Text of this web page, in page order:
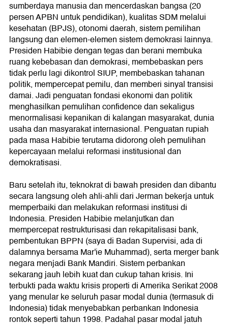
sumberdaya manusia dan mencerdaskan bangsa (20
persen APBN untuk pendidikan), kualitas SDM melalui
kesehatan (BPJS), otonomi daerah, sistem pemilihan
langsung dan elemen-elemen sistem demokrasi lainnya.
Presiden Habibie dengan tegas dan berani membuka
ruang kebebasan dan demokrasi, membebaskan pers
tidak perlu lagi dikontrol SIUP, membebaskan tahanan
politik, mempercepat pemilu, dan memberi sinyal transisi
damai. Jadi penguatan fondasi ekonomi dan politik
menghasilkan pemulihan confidence dan sekaligus
menormalisasi kepanikan di kalangan masyarakat, dunia
usaha dan masyarakat internasional. Penguatan rupiah
pada masa Habibie terutama didorong oleh pemulihan
kepercayaan melalui reformasi institusional dan
demokratisasi.
Baru setelah itu, teknokrat di bawah presiden dan dibantu
secara langsung oleh ahli-ahli dari Jerman bekerja untuk
memperbaiki dan melakukan reformasi institusi di
Indonesia. Presiden Habibie melanjutkan dan
mempercepat restrukturisasi dan rekapitalisasi bank,
pembentukan BPPN (saya di Badan Supervisi, ada di
dalamnya bersama Mar'ie Muhammad), serta merger bank
negara menjadi Bank Mandiri. Sistem perbankan
sekarang jauh lebih kuat dan cukup tahan krisis. Ini
terbukti pada waktu krisis properti di Amerika Serikat 2008
yang menular ke seluruh pasar modal dunia (termasuk di
Indonesia) tidak menyebabkan perbankan Indonesia
rontok seperti tahun 1998. Padahal pasar modal jatuh